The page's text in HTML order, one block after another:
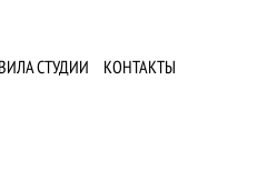
СТУДИИ КОНТАКТЫ